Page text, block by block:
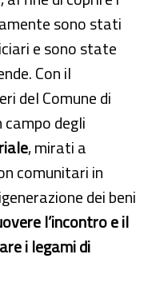
sono stati
e sono state
Con il
del Comune di
degli
, mirati a
comunitari in
dei beni
l’incontro e il
i legami di